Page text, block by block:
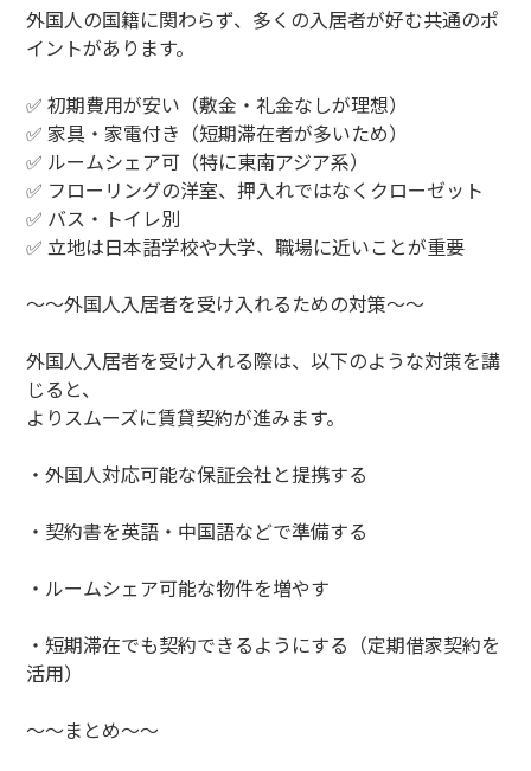
外国人の国籍に関わらず、多くの入居者が好む共通のポ
イントがあります。
✅ 初期費用が安い（敷金・礼金なしが理想）
✅ 家具・家電付き（短期滞在者が多いため）
✅ ルームシェア可（特に東南アジア系）
✅ フローリングの洋室、押入れではなくクローゼット
✅ バス・トイレ別
✅ 立地は日本語学校や大学、職場に近いことが重要
～～外国人入居者を受け入れるための対策～～
外国人入居者を受け入れる際は、以下のような対策を講
じると、
よりスムーズに賃貸契約が進みます。
・外国人対応可能な保証会社と提携する
・契約書を英語・中国語などで準備する
・ルームシェア可能な物件を増やす
・短期滞在でも契約できるようにする（定期借家契約を
活用）
～～まとめ～～